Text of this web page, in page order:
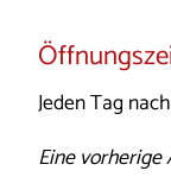
​​​​​​Jeden Tag
Eine